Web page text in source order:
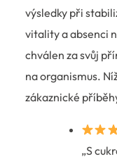
výsledky při
vitality a absenci
chválen za svůj
na organismus.
zákaznické
„S